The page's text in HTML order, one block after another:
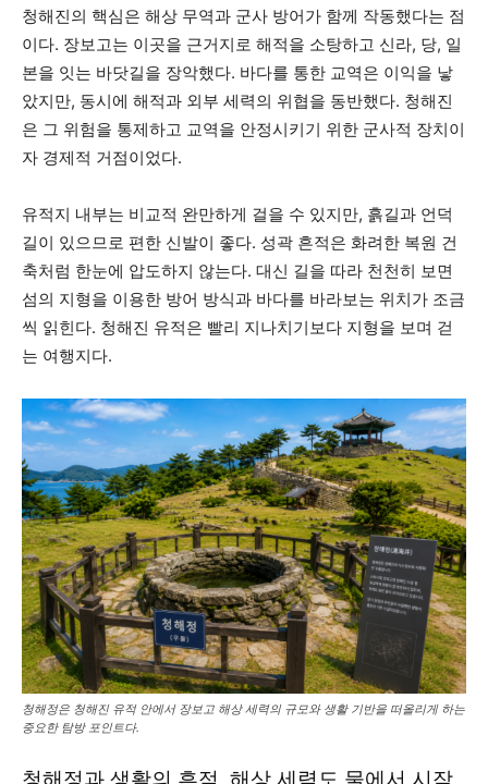
청해진의 핵심은 해상 무역과 군사 방어가 함께 작동했다는 점
이다. 장보고는 이곳을 근거지로 해적을 소탕하고 신라, 당, 일
본을 잇는 바닷길을 장악했다. 바다를 통한 교역은 이익을 낳
았지만, 동시에 해적과 외부 세력의 위협을 동반했다. 청해진
은 그 위험을 통제하고 교역을 안정시키기 위한 군사적 장치이
자 경제적 거점이었다.
유적지 내부는 비교적 완만하게 걸을 수 있지만, 흙길과 언덕
길이 있으므로 편한 신발이 좋다. 성곽 흔적은 화려한 복원 건
축처럼 한눈에 압도하지 않는다. 대신 길을 따라 천천히 보면
섬의 지형을 이용한 방어 방식과 바다를 바라보는 위치가 조금
씩 읽힌다. 청해진 유적은 빨리 지나치기보다 지형을 보며 걷
는 여행지다.
청해정은 청해진 유적 안에서 장보고 해상 세력의 규모와 생활 기반을 떠올리게 하는
중요한 탐방 포인트다.